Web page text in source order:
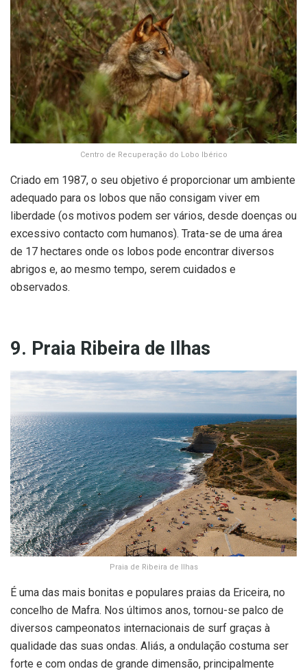
Centro de Recuperação do Lobo Ibérico
Criado em 1987, o seu objetivo é proporcionar um ambiente
adequado para os lobos que não consigam viver em
liberdade (os motivos podem ser vários, desde doenças ou
excessivo contacto com humanos). Trata-se de uma área
de 17 hectares onde os lobos pode encontrar diversos
abrigos e, ao mesmo tempo, serem cuidados e
observados.
9. Praia Ribeira de Ilhas
Praia de Ribeira de Ilhas
É uma das mais bonitas e populares praias da Ericeira, no
concelho de Mafra. Nos últimos anos, tornou-se palco de
diversos campeonatos internacionais de surf graças à
qualidade das suas ondas. Aliás, a ondulação costuma ser
forte e com ondas de grande dimensão, principalmente